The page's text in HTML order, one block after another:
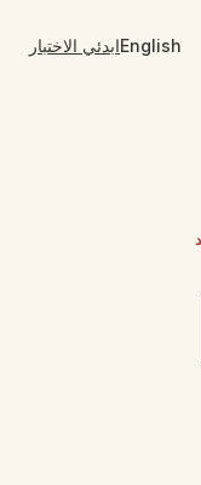
Englishابدئي الاختبار